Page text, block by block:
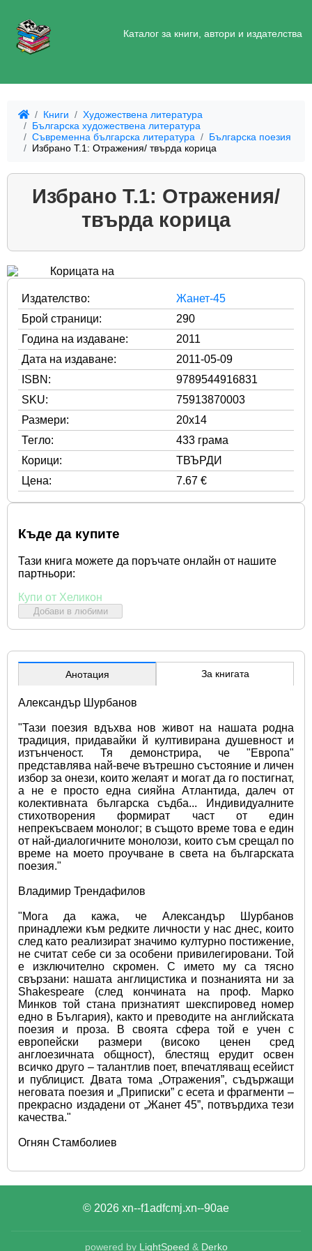
Каталог за книги, автори и издателства
Книги
Художествена литература
Българска художествена литература
Съвременна българска литература
Българска поезия
Избрано Т.1: Отражения/ твърда корица
Избрано Т.1: Отражения/
твърда корица
Издателство:
Жанет-45
Брой страници:
290
Година на издаване:
2011
Дата на издаване:
2011-05-09
ISBN:
9789544916831
SKU:
75913870003
Размери:
20x14
Тегло:
433 грама
Корици:
ТВЪРДИ
Цена:
7.67 €
Къде да купите
Тази книга можете да поръчате онлайн от нашите
партньори:
Купи от Хеликон
Добави в любими
Анотация За книгата
Александър Шурбанов
"Тази поезия вдъхва нов живот на нашата родна
традиция, придавайки й култивирана душевност и
изтънченост. Тя демонстрира, че "Европа"
представлява най-вече вътрешно състояние и личен
избор за онези, които желаят и могат да го постигнат,
а не е просто една сияйна Атлантида, далеч от
колективната българска съдба... Индивидуалните
стихотворения формират част от един
непрекъсваем монолог; в същото време това е един
от най-диалогичните монолози, които съм срещал по
време на моето проучване в света на българската
поезия."
Владимир Трендафилов
"Мога да кажа, че Александър Шурбанов
принадлежи към редките личности у нас днес, които
след като реализират значимо културно постижение,
не считат себе си за особени привилегировани. Той
е изключително скромен. С името му са тясно
свързани: нашата англицистика и познанията ни за
Shakespeare (след кончината на проф. Марко
Минков той стана признатият шекспировед номер
едно в България), както и преводите на английската
поезия и проза. В своята сфера той е учен с
европейски размери (високо ценен сред
англоезичната общност), блестящ ерудит освен
всичко друго – талантлив поет, впечатляващ есейист
и публицист. Двата тома „Отражения”, съдържащи
неговата поезия и „Приписки” с есета и фрагменти –
прекрасно издадени от „Жанет 45”, потвърдиха тези
качества."
Огнян Стамболиев
© 2026 xn--f1adfcmj.xn--90ae
powered by LightSpeed & Derko